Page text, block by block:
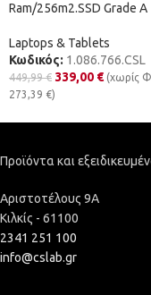
Ram/256m2.SSD Grade A
Laptops & Tablets
Κωδικός: 1.086.766.CSL
449,99€ 339,00 € (χωρίς
273,39 €)
Προϊόντα και
Αριστοτέλους 9Α
Κιλκίς - 61100
2341 251 100
info@cslab.gr